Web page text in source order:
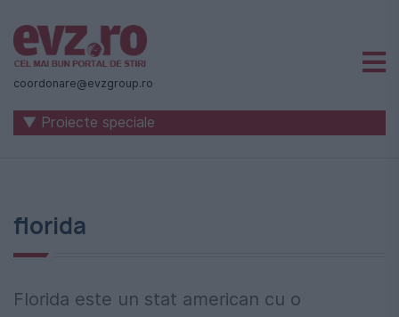
Știri
naționale
internaționale
-
Evenimentul
Zilei
coordonare@evzgroup.ro
▼ Proiecte speciale
florida
Florida este un stat american cu o